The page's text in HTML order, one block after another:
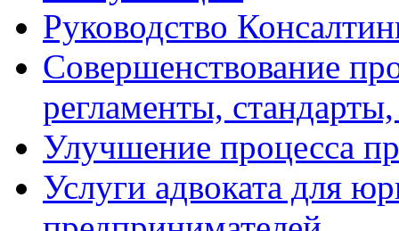
Руководство
Совершенствование
регламенты,
Улучшение процесса
Услуги адвоката для